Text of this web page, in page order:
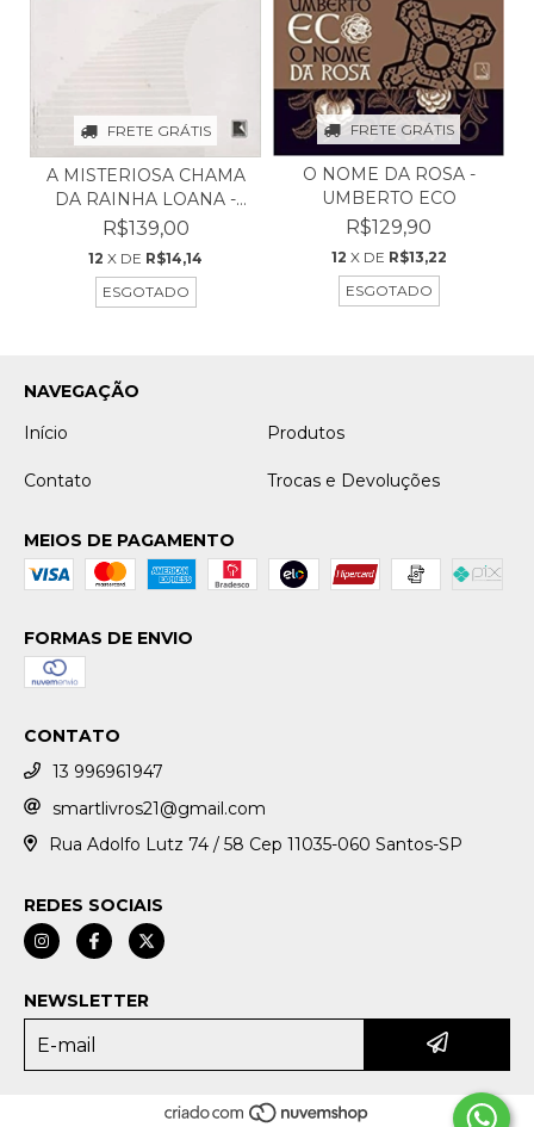
FRETE GRÁTIS
A MISTERIOSA CHAMA
DA RAINHA LOANA -
UMB...
R$139,00
12 X DE R$14,14
ESGOTADO
FRETE GRÁTIS
O NOME DA ROSA -
UMBERTO ECO
R$129,90
12 X DE R$13,22
ESGOTADO
NAVEGAÇÃO
Início
Produtos
Contato Trocas e Devoluções
MEIOS DE PAGAMENTO
FORMAS DE ENVIO
CONTATO
13 996961947
smartlivros21@gmail.com
Rua Adolfo Lutz 74 / 58 Cep 11035-060 Santos-SP
REDES SOCIAIS
NEWSLETTER